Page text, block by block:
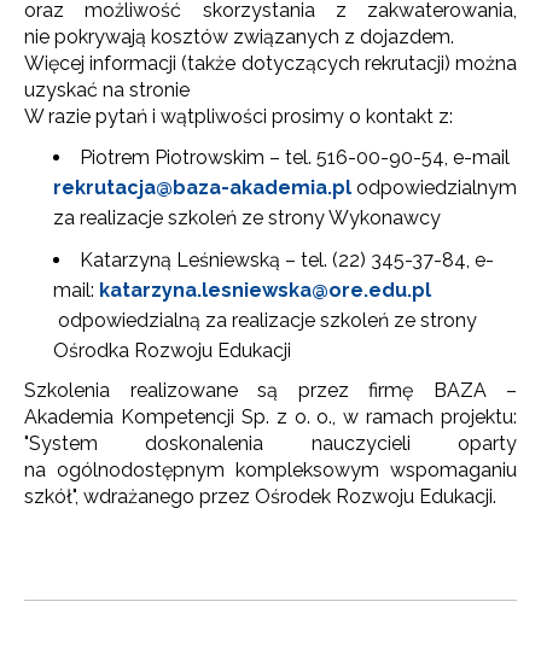
oraz możliwość skorzystania z zakwaterowania,
nie pokrywają kosztów związanych z dojazdem.
Więcej informacji (także dotyczących rekrutacji) można
uzyskać na stronie
W razie pytań i wątpliwości prosimy o kontakt z:
Piotrem Piotrowskim – tel. 516-00-90-54, e-mail
rekrutacja@baza-akademia.pl odpowiedzialnym
za realizacje szkoleń ze strony Wykonawcy
Katarzyną Leśniewską – tel. (22) 345-37-84, e-
mail: katarzyna.lesniewska@ore.edu.pl
odpowiedzialną za realizacje szkoleń ze strony
Ośrodka Rozwoju Edukacji
Szkolenia realizowane są przez firmę BAZA –
Akademia Kompetencji Sp. z o. o., w ramach projektu:
"System doskonalenia nauczycieli oparty
na ogólnodostępnym kompleksowym wspomaganiu
szkół", wdrażanego przez Ośrodek Rozwoju Edukacji.